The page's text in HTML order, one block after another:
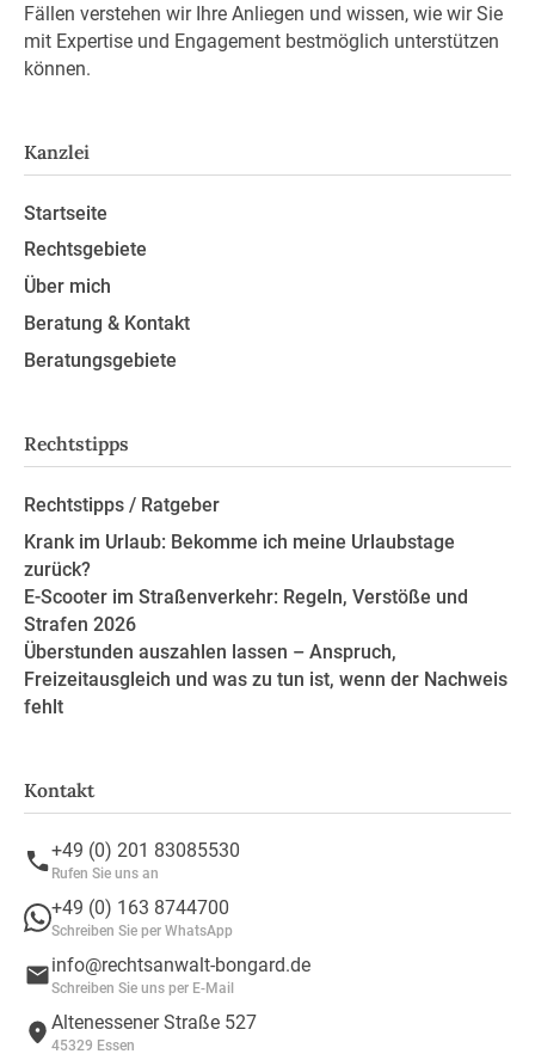
Fällen verstehen wir Ihre Anliegen und wissen, wie wir Sie
mit Expertise und Engagement bestmöglich unterstützen
können.
Kanzlei
Startseite
Rechtsgebiete
Über mich
Beratung & Kontakt
Beratungsgebiete
Rechtstipps
Rechtstipps / Ratgeber
Krank im Urlaub: Bekomme ich meine Urlaubstage
zurück?
E-Scooter im Straßenverkehr: Regeln, Verstöße und
Strafen 2026
Überstunden auszahlen lassen – Anspruch,
Freizeitausgleich und was zu tun ist, wenn der Nachweis
fehlt
Kontakt
+49 (0) 201 83085530
Rufen Sie uns an
+49 (0) 163 8744700
Schreiben Sie per WhatsApp
info@rechtsanwalt-bongard.de
Schreiben Sie uns per E-Mail
Altenessener Straße 527
45329 Essen